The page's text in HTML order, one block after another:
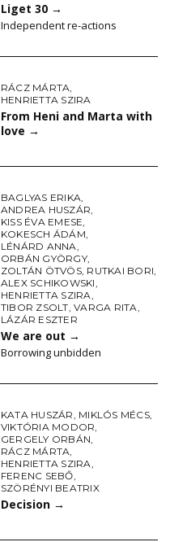
Liget 30 →
Independent re-actions
RÁCZ MÁRTA,
HENRIETTA SZIRA
From Heni and Marta with
love →
BAGLYAS ERIKA,
ANDREA HUSZÁR,
KISS ÉVA EMESE,
KOKESCH ÁDÁM,
LÉNÁRD ANNA,
ORBÁN GYÖRGY,
ZOLTÁN ÖTVÖS, RUTKAI BORI,
ALEX SCHIKOWSKI,
HENRIETTA SZIRA,
TIBOR ZSOLT,VARGA RITA,
LÁZÁR ESZTER
We are out →
Borrowing unbidden
KATA HUSZÁR, MIKLÓS MÉCS,
VIKTÓRIA MODOR,
GERGELY ORBÁN,
RÁCZ MÁRTA,
HENRIETTA SZIRA,
FERENC SEBŐ,
SZÖRÉNYI BEATRIX
Decision →